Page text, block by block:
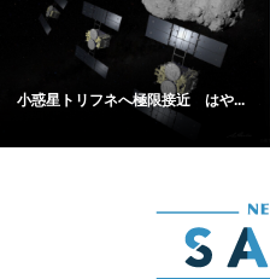
小惑星トリフネへ極限接近 はや...